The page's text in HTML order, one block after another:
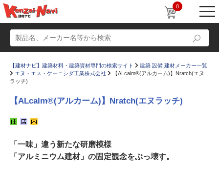
0
動画
かたなび
すまいリング 設計士インタビュー
【建材ナビ】建築材料・建築資材専門の検索サイト
建築 設備 建材メーカー一覧
エヌ・エス・ケーニシダ工業株式会社
【ALcalm®(アルカーム)】Nratch(エヌ
ラッチ)
【ALcalm®(アルカーム)】Nratch(エヌラッチ)
「一味」違う新たな研磨模様
「アルミニウム建材」の固定観念をぶっ壊す。